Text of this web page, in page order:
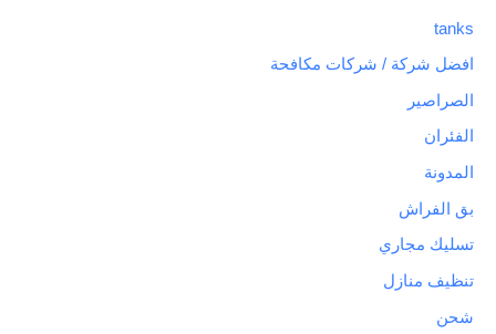
tanks
افضل شركة / شركات مكافحة
الصراصير
الفئران
المدونة
بق الفراش
تسليك مجاري
تنظيف منازل
شحن